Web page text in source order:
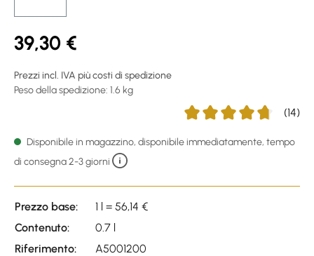
39,30 €
Prezzi incl. IVA più costi di spedizione
Peso della spedizione: 1.6 kg
(14)
Disponibile in magazzino, disponibile immediatamente, tempo
di consegna 2-3 giorni
Prezzo base:
1 l = 56,14 €
Contenuto:
0.7 l
Riferimento:
A5001200